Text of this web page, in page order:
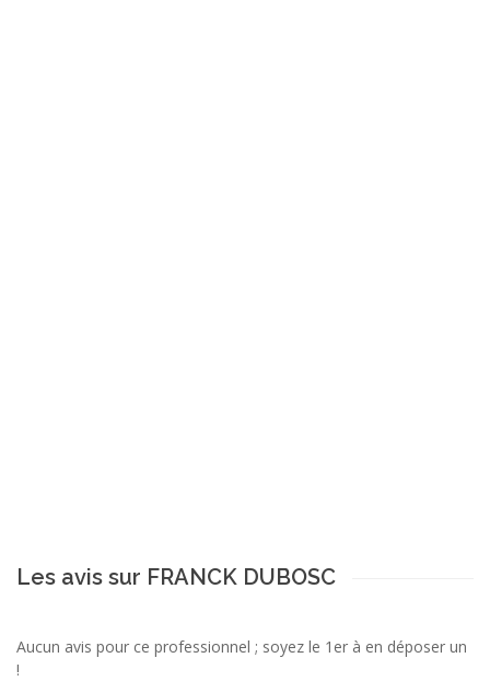
Les avis sur FRANCK DUBOSC
Aucun avis pour ce professionnel ; soyez le 1er à en déposer un
!